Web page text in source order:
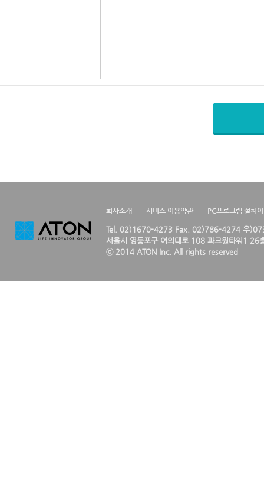
회사소개 서비스 이용약관 PC프로그램 설치
Tel. 02)1670-4273 Fax. 02)786-4274 우
서울시 영등포구 여의대로 108 파크원타워1 26
ⓒ 2014 ATON Inc. All rights reserved